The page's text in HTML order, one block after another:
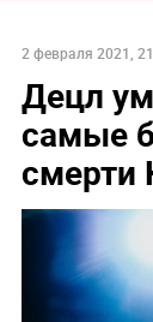
2 февраля 2021,
Децл
самые
смерти